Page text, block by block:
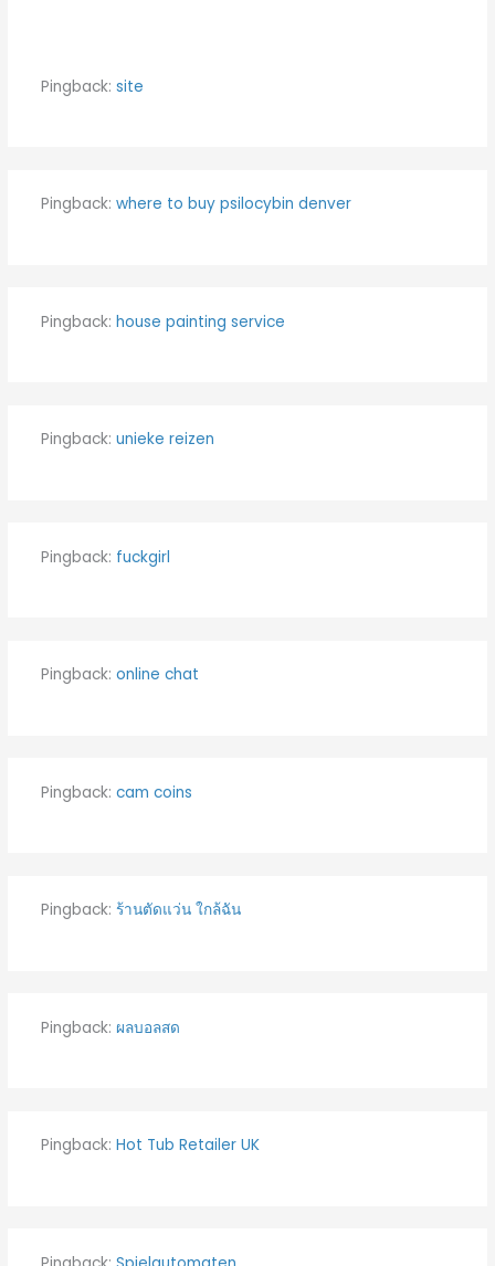
Pingback: site
Pingback: where to buy psilocybin denver
Pingback: house painting service
Pingback: unieke reizen
Pingback: fuckgirl
Pingback: online chat
Pingback: cam coins
Pingback: ร้านตัดแว่น ใกล้ฉัน
Pingback: ผลบอลสด
Pingback: Hot Tub Retailer UK